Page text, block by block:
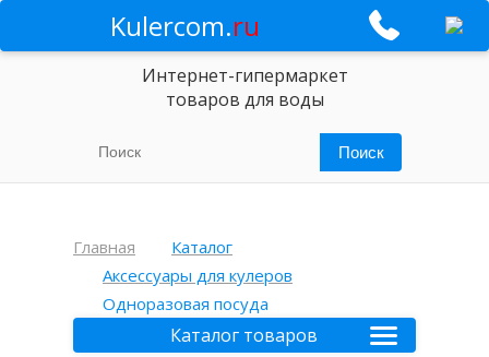
Kulercom.ru
Интернет-гипермаркет
товаров для воды
Главная
Каталог
Аксессуары для кулеров
Одноразовая посуда
Каталог товаров